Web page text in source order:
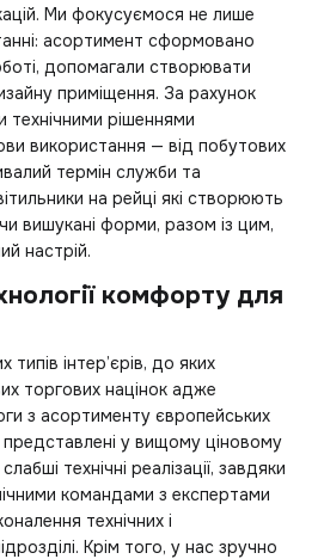
Ми фокусуємося не лише
асортимент сформовано
допомагали створювати
приміщення. За рахунок
технічними рішеннями
використання — від побутових
термін служби та
на рейці які створюють
вишукані форми, разом із цим,
настрій.
комфорту для
інтер’єрів, до яких
торгових націнок адже
з асортименту європейських
представлені у вищому ціновому
технічні реалізації, завдяки
командами з експертами
технічних і
Крім того, у нас зручно